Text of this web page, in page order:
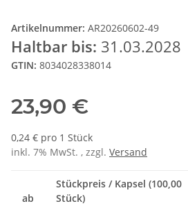
Artikelnummer: AR20260602-49
Haltbar bis: 31.03.2028
GTIN: 8034028338014
23,90 €
0,24 € pro 1 Stück
inkl. 7% MwSt. , zzgl. Versand
ab
Stückpreis / Kapsel (100,00
Stück)